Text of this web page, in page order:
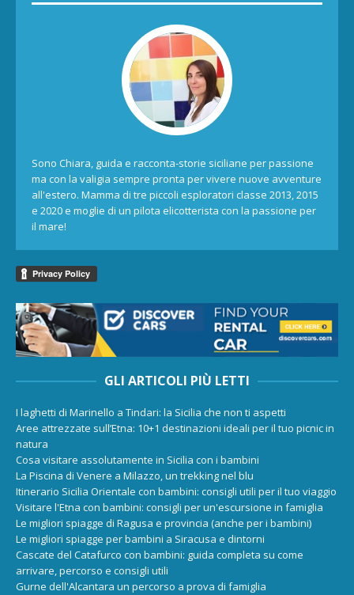
Sono Chiara, guida e racconta-storie siciliane per passione
ma con la valigia sempre pronta per vivere nuove avventure
all'estero. Mamma di tre piccoli esploratori classe 2013, 2015
e 2020 e moglie di un pilota elicotterista con la passione per
il mare!
GLI ARTICOLI PIÙ LETTI
I laghetti di Marinello a Tindari: la Sicilia che non ti aspetti
Aree attrezzate sull’Etna: 10+1 destinazioni ideali per il tuo picnic in
natura
Cosa visitare assolutamente in Sicilia con i bambini
La Piscina di Venere a Milazzo, un trekking nel blu
Itinerario Sicilia Orientale con bambini: consigli utili per il tuo viaggio
Visitare l'Etna con bambini: consigli per un'escursione in famiglia
Le migliori spiagge di Ragusa e provincia (anche per i bambini)
Le migliori spiagge per bambini a Siracusa e dintorni
Cascate del Catafurco con bambini: guida completa su come
arrivare, percorso e consigli utili
Gurne dell'Alcantara un percorso a prova di famiglia